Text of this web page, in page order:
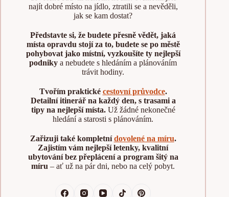
najít dobré místo na jídlo, ztratili se a nevěděli,
jak se kam dostat?
Představte si, že budete přesně vědět, jaká
místa opravdu stojí za to, budete se po městě
pohybovat jako místní, vyzkoušíte ty nejlepší
podniky a nebudete s hledáním a plánováním
trávit hodiny.
Tvořím praktické cestovní průvodce.
Detailní itinerář na každý den, s trasami a
tipy na nejlepší místa.Už žádné nekonečné
hledání a starosti s plánováním.
Zařizuji také kompletnídovolené na míru.
Zajistím vám nejlepší letenky, kvalitní
ubytování bez přeplácení a program šitý na
míru – ať už na pár dni, nebo na celý pobyt.